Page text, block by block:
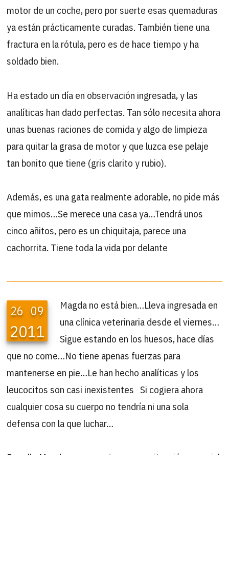
motor de un coche, pero por suerte esas quemaduras
ya están prácticamente curadas. También tiene una
fractura en la rótula, pero es de hace tiempo y ha
soldado bien.
Ha estado un día en observación ingresada, y las
analíticas han dado perfectas. Tan sólo necesita ahora
unas buenas raciones de comida y algo de limpieza
para quitar la grasa de motor y que luzca ese pelaje
tan bonito que tiene (gris clarito y rubio).
Además, es una gata realmente adorable, no pide más
que mimos…Se merece una casa ya…Tendrá unos
cinco añitos, pero es un chiquitaja, parece una
cachorrita. Tiene toda la vida por delante
26 09
2011
Magda no está bien…Lleva ingresada en
una clínica veterinaria desde el viernes…
Sigue estando en los huesos, hace días
que no come…No tiene apenas fuerzas para
mantenerse en pie…Le han hecho analíticas y los
leucocitos son casi inexistentes Si cogiera ahora
cualquier cosa su cuerpo no tendría ni una sola
defensa con la que luchar…
Por ello Magda se encuentra en una situación especial,